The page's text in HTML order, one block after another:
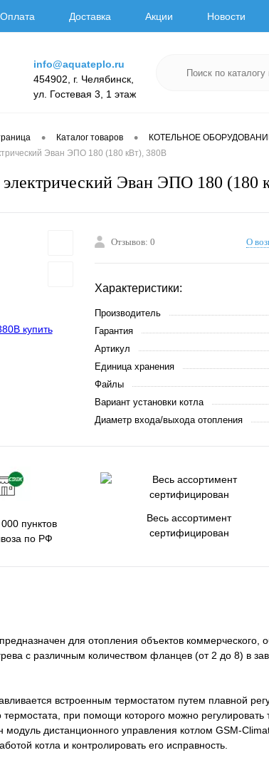
Оплата Доставка Акции Новости
info@aquateplo.ru
454902, г. Челябинск,
ул. Гостевая 3, 1 этаж
• Каталог товаров • КОТЕЛЬНОЕ
Эван ЭПО 180 (180 кВт), 380В
электрический Эван ЭПО 180 (180
Отзывов: 0 О
Характеристики:
Производитель
Гарантия
Артикул
Единица хранения
Файлы
Вариант установки котла
Диаметр входа/выхода отопления
пунктов
по РФ
Весь ассортимент
сертифицирован
для отопления объектов коммерческого,
с различным количеством фланцев (от 2 до 8) в
встроенным термостатом путем плавной
при помощи которого можно
дистанционного управления котлом GSM-
котла и контролировать его исправность.